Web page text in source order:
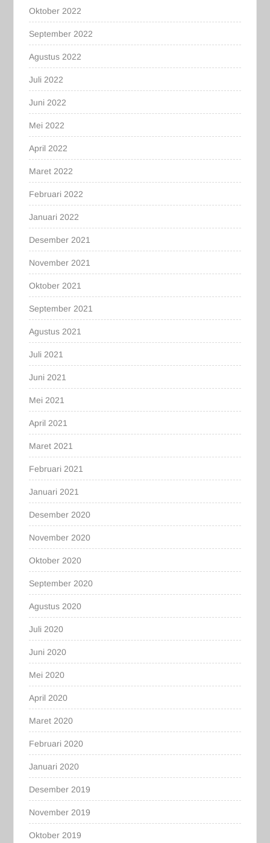
Oktober 2022
September 2022
Agustus 2022
Juli 2022
Juni 2022
Mei 2022
April 2022
Maret 2022
Februari 2022
Januari 2022
Desember 2021
November 2021
Oktober 2021
September 2021
Agustus 2021
Juli 2021
Juni 2021
Mei 2021
April 2021
Maret 2021
Februari 2021
Januari 2021
Desember 2020
November 2020
Oktober 2020
September 2020
Agustus 2020
Juli 2020
Juni 2020
Mei 2020
April 2020
Maret 2020
Februari 2020
Januari 2020
Desember 2019
November 2019
Oktober 2019